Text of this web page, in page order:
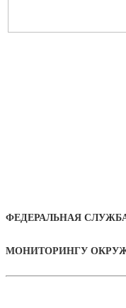
ФЕДЕРАЛЬНАЯ
МОНИТОРИНГУ